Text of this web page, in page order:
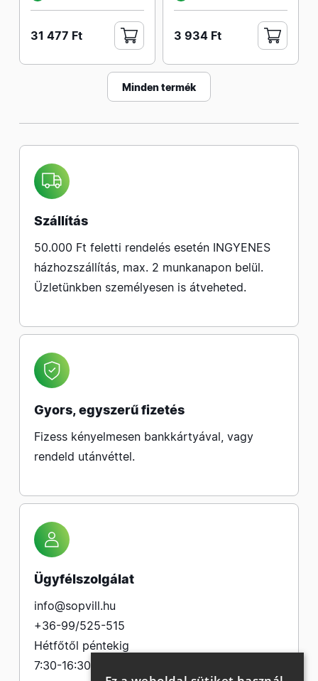
31 477 Ft 3 934 Ft
Minden termék
Szállítás
50.000 Ft feletti rendelés esetén INGYENES
házhozszállítás, max. 2 munkanapon belül.
Üzletünkben személyesen is átveheted.
Gyors, egyszerű fizetés
Fizess kényelmesen bankkártyával, vagy
rendeld utánvéttel.
Ügyfélszolgálat
info@sopvill.hu
+36-99/525-515
Hétfőtől péntekig
7:30-16:30